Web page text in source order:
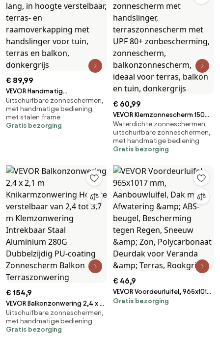
€ 89,99
VEVOR Handmatig
uitschuifbaar zonnescherm,
350 cm lang, in hoogte
verstelbaar, terras- en
raamoverkapping met
Uitschuifbare zonneschermen,
met handmatige bediening,
met stalen frame
Gratis bezorging
€ 60,99
VEVOR Klemzonnescherm 150
cm, in hoogte verstelbaar
zonnescherm met handslinger,
terraszonnescherm met UPF
80+ zonbescherming,
zonnescherm,
balkonzonnescherm, ideaal
voor terras, balkon en tuin,
donkergrijs
Waterdichte zonneschermen,
uitschuifbare zonneschermen,
met handmatige bediening
Gratis bezorging
€ 154,9
VEVOR Balkonzonwering 2,4 x 2,1
m Knikarmzonwering Hoogte
verstelbaar van 2,4 tot 3,7 m
Klemzonwering Intrekbaar
Uitschuifbare zonneschermen,
met handmatige bediening
Gratis bezorging
€ 46,9
VEVOR Voordeurluifel, 965x1017
mm, Aanbouwluifel, Dak met
Gratis bezorging